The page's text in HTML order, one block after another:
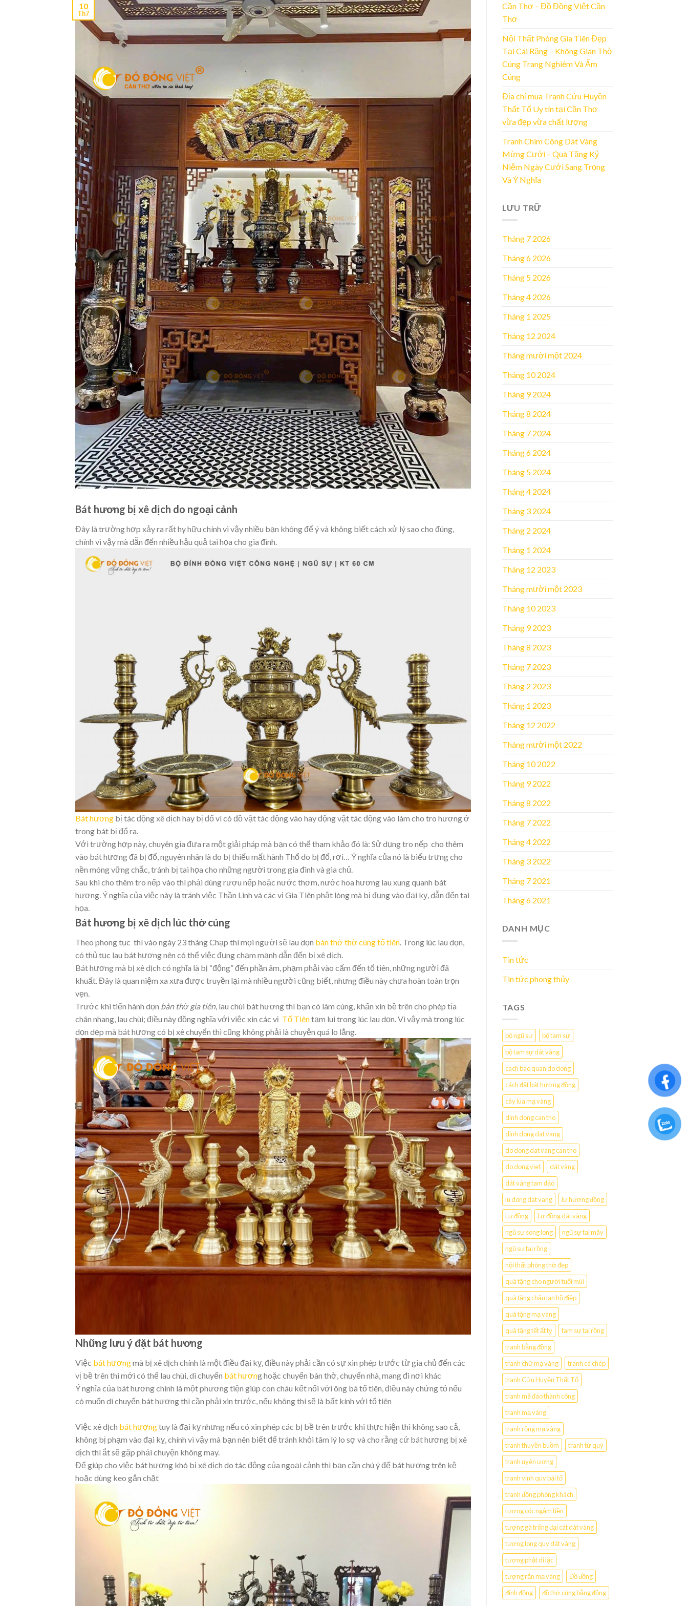
10
Th7
Bát hương bị xê dịch do ngoại cảnh
Đây là trường hợp xảy ra rất hy hữu chính vì vậy nhiều bạn không để ý và không biết cách xử lý sao cho đúng,
chính vì vậy mà dẫn đến nhiều hậu quả tai họa cho gia đình.
Bát hương bị tác động xê dịch hay bị đổ vì có đồ vật tác động vào hay động vật tác động vào làm cho tro hương ở
trong bát bị đổ ra.
Với trường hợp này, chuyên gia đưa ra một giải pháp mà bạn có thể tham khảo đó là: Sử dụng tro nếp cho thêm
vào bát hương đã bị đổ, nguyên nhân là do bị thiếu mất hành Thổ do bị đổ, rơi… Ý nghĩa của nó là biểu trưng cho
nền móng vững chắc, tránh bị tai họa cho những người trong gia đình và gia chủ.
Sau khi cho thêm tro nếp vào thì phải dùng rượu nếp hoặc nước thơm, nước hoa hương lau xung quanh bát
hương. Ý nghĩa của việc này là tránh việc Thần Linh và các vị Gia Tiên phật lòng mà bị đụng vào đại kỵ, dẫn đến tai
họa.
Bát hương bị xê dịch lúc thờ cúng
Theo phong tục thì vào ngày 23 tháng Chạp thì mọi người sẽ lau dọn bàn thờ thờ cúng tổ tiên. Trong lúc lau dọn,
có thủ tục lau bát hương nên có thể việc đụng chạm mạnh dẫn đến bị xê dịch.
Bát hương mà bị xê dịch có nghĩa là bị “động” đến phần âm, phạm phải vào cấm đến tổ tiên, những người đã
khuất. Đây là quan niệm xa xưa được truyền lại mà nhiều người cũng biết, nhưng điều này chưa hoàn toàn trọn
vẹn.
Trước khi tiến hành dọn bàn thờ gia tiên, lau chùi bát hương thì bạn có làm cúng, khấn xin bề trên cho phép tỉa
chân nhang, lau chùi; điều này đồng nghĩa với việc xin các vị Tổ Tiêntạm lui trong lúc lau dọn. Vì vậy mà trong lúc
dọn dẹp mà bát hương có bị xê chuyển thì cũng không phải là chuyện quá lo lắng.
Những lưu ý đặt bát hương
Việc bát hươngmà bị xê dịch chính là một điều đại kỵ, điều này phải cần có sự xin phép trước từ gia chủ đến các
vị bề trên thì mới có thể lau chùi, di chuyển bát hương hoặc chuyển bàn thờ, chuyển nhà, mang đi nơi khác
Ý nghĩa của bát hương chính là một phương tiện giúp con cháu kết nối với ông bà tổ tiên, điều này chứng tỏ nếu
có muốn di chuyển bát hương thì cần phải xin trước, nếu không thì sẽ là bất kính với tổ tiên
Việc xê dịch bát hượngtuy là đại kỵ nhưng nếu có xin phép các bị bề trên trước khi thực hiện thì không sao cả,
không bị phạm vào đại kỵ, chính vì vậy mà bạn nên biết để tránh khỏi tâm lý lo sợ và cho rằng cứ bát hương bị xê
dịch thì ắt sẽ gặp phải chuyện không may.
Để giúp cho việc bát hương khó bị xê dịch do tác động của ngoại cảnh thì bạn cần chú ý để bát hương trên kệ
hoặc dùng keo gắn chặt
Cần Thơ – Đồ Đồng Việt Cần
Thơ
Nội Thất Phòng Gia Tiên Đẹp
Tại Cái Răng – Không Gian Thờ
Cúng Trang Nghiêm Và Ấm
Cúng
Địa chỉ mua Tranh Cửu Huyền
Thất Tổ Uy tín tại Cần Thơ
vừa đẹp vừa chất lượng
Tranh Chim Công Dát Vàng
Mừng Cưới – Quà Tặng Kỷ
Niệm Ngày Cưới Sang Trọng
Và Ý Nghĩa
LƯU TRỮ
Tháng 7 2026
Tháng 6 2026
Tháng 5 2026
Tháng 4 2026
Tháng 1 2025
Tháng 12 2024
Tháng mười một 2024
Tháng 10 2024
Tháng 9 2024
Tháng 8 2024
Tháng 7 2024
Tháng 6 2024
Tháng 5 2024
Tháng 4 2024
Tháng 3 2024
Tháng 2 2024
Tháng 1 2024
Tháng 12 2023
Tháng mười một 2023
Tháng 10 2023
Tháng 9 2023
Tháng 8 2023
Tháng 7 2023
Tháng 2 2023
Tháng 1 2023
Tháng 12 2022
Tháng mười một 2022
Tháng 10 2022
Tháng 9 2022
Tháng 8 2022
Tháng 7 2022
Tháng 4 2022
Tháng 3 2022
Tháng 7 2021
Tháng 6 2021
DANH MỤC
Tin tức
Tin tức phong thủy
TAGS
bộ ngũ sự
bộ tam sự
bộ tam sự dát vàng
cach bao quan do dong
cách đặt bát hương đồng
cây lúa mạ vàng
dinh dong can tho
dinh dong dat vang
do dong dat vang can tho
do dong viet
dát vàng
dát vàng tam đảo
lu dong dat vang
lư hương đồng
Lư đồng
Lư đồng dát vàng
ngũ sự song long
ngũ sự tai mây
ngũ sự tai rồng
nội thất phòng thờ đẹp
quà tặng cho người tuổi mùi
quà tặng chậu lan hồ điệp
quà tặng mạ vàng
quà tặng tết ất tỵ
tam sự tai rồng
tranh bằng đồng
tranh chữ mạ vàng
tranh cá chép
tranh Cửu Huyền Thất Tổ
tranh mã đáo thành công
tranh mạ vàng
tranh rồng mạ vàng
tranh thuyền buồm
tranh tứ quý
tranh uyên ương
tranh vinh quy bái tổ
tranh đồng phòng khách
tượng cóc ngậm tiền
tượng gà trống đại cát dát vàng
tượng long quy dát vàng
tượng phật di lặc
tượng rắn mạ vàng
Đồ đồng
đỉnh đồng
đồ thờ cúng bằng đồng